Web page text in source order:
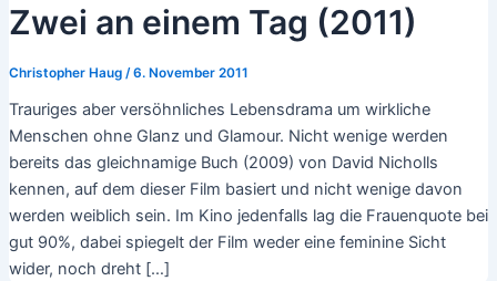
Zwei an einem Tag (2011)
Christopher Haug /6. November 2011
Trauriges aber versöhnliches Lebensdrama um wirkliche
Menschen ohne Glanz und Glamour. Nicht wenige werden
bereits das gleichnamige Buch (2009) von David Nicholls
kennen, auf dem dieser Film basiert und nicht wenige davon
werden weiblich sein. Im Kino jedenfalls lag die Frauenquote bei
gut 90%, dabei spiegelt der Film weder eine feminine Sicht
wider, noch dreht […]